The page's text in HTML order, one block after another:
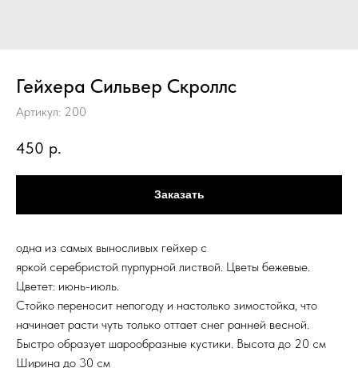
Гейхера Сильвер Скроллс
Артикул: 200
450 р.
Заказать
одна из самых выносливых гейхер с
яркой серебристой пурпурной листвой. Цветы бежевые.
Цветет: июнь-июль.
Стойко переносит непогоду и настолько зимостойка, что
начинает расти чуть только оттает снег ранней весной.
Быстро образует шарообразные кустики. Высота до 20 см
Ширина до 30 см